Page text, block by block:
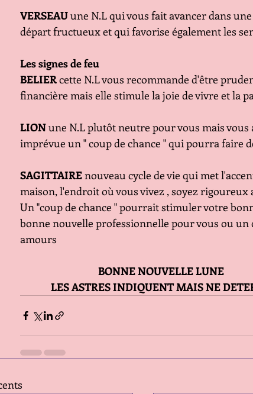
VERSEAU une N.L qui vous fait avancer dans
départ fructueux et qui favorise également les
Les signes de feu
BELIER cette N.L vous recommande d'être
financière mais elle stimule la joie de vivre et la
LION une N.L plutôt neutre pour vous mais
imprévue un " coup de chance " qui pourra faire
SAGITTAIRE nouveau cycle de vie qui met
maison, l'endroit où vous vivez , soyez rigoureux
Un "coup de chance " pourrait stimuler votre
bonne nouvelle professionnelle pour vous ou un
amours
                                 BONNE NOUVELLE LUNE
LES ASTRES INDIQUENT MAIS NE